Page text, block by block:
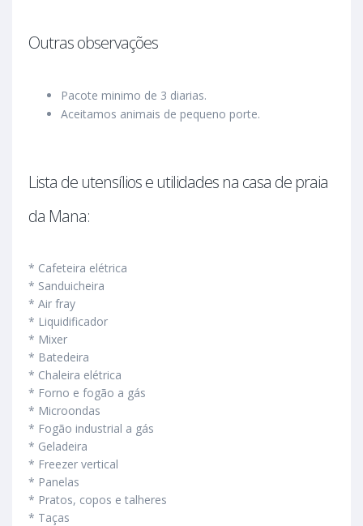
Outras observações
Pacote minimo de 3 diarias.
Aceitamos animais de pequeno porte.
Lista de utensílios e utilidades na casa de praia
da Mana:
* Cafeteira elétrica
* Sanduicheira
* Air fray
* Liquidificador
* Mixer
* Batedeira
* Chaleira elétrica
* Forno e fogão a gás
* Microondas
* Fogão industrial a gás
* Geladeira
* Freezer vertical
* Panelas
* Pratos, copos e talheres
* Taças